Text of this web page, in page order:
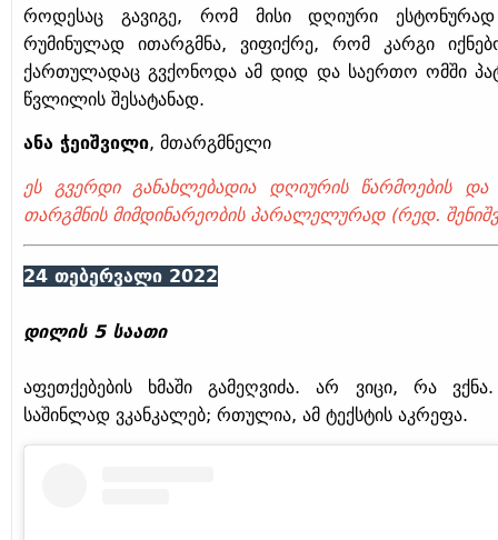
როდესაც გავიგე, რომ მისი დღიური
რუმინულად ითარგმნა, ვიფიქრე, რომ კარგი
ქართულადაც გვქონოდა ამ დიდ და საერთო ომში
წვლილის შესატანად.
ანა ჭეიშვილი, მთარგმნელი
ეს გვერდი განახლებადია დღიურის წარმოების და
თარგმნის მიმდინარეობის პარალელურად (რედ.
24 თებერვალი 2022
დილის 5 საათი
აფეთქებების ხმაში გამეღვიძა. არ ვიცი, რა
საშინლად ვკანკალებ; რთულია, ამ ტექსტის აკრეფა.